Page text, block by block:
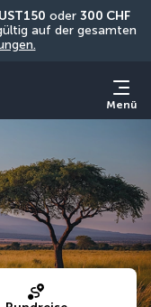
oder 300 CHF
auf der gesamten
Menü